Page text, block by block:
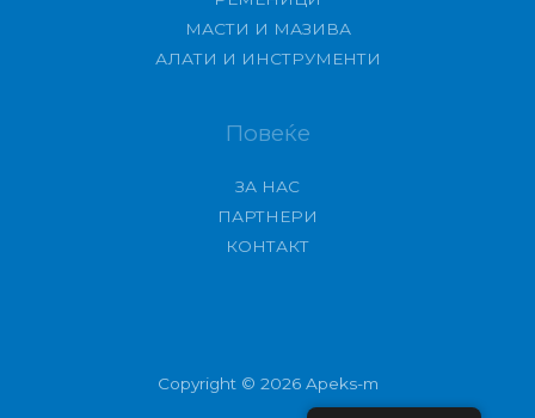
МАСТИ И МАЗИВА
АЛАТИ И ИНСТРУМЕНТИ
Повеќе
ЗА НАС
ПАРТНЕРИ
КОНТАКТ
Copyright © 2026 Apeks-m